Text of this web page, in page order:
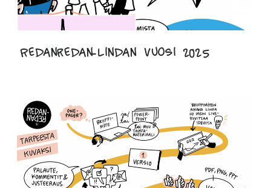
Redanredan-Lindan vuosi 2025